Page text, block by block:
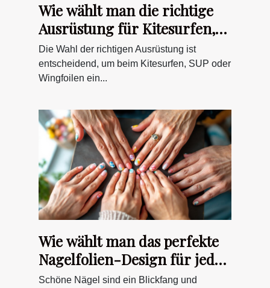
Wie wählt man die richtige
Ausrüstung für Kitesurfen,
SUP und Wingfoilen?
Die Wahl der richtigen Ausrüstung ist
entscheidend, um beim Kitesurfen, SUP oder
Wingfoilen ein...
Wie wählt man das perfekte
Nagelfolien-Design für jeden
Anlass?
Schöne Nägel sind ein Blickfang und